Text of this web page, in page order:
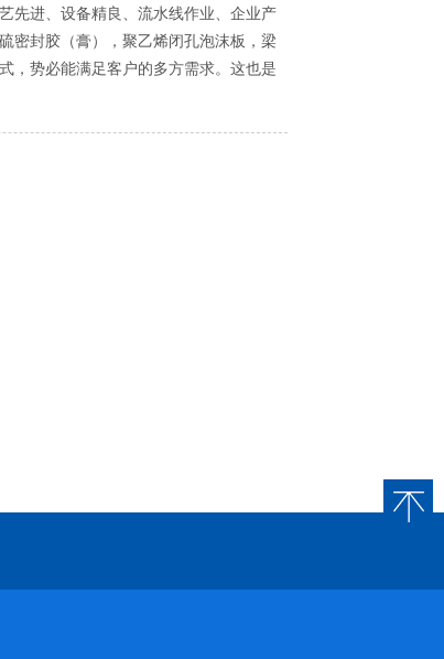
先进、设备精良、流水线作业、企业产
密封胶（膏），聚乙烯闭孔泡沫板，梁
，势必能满足客户的多方需求。这也是